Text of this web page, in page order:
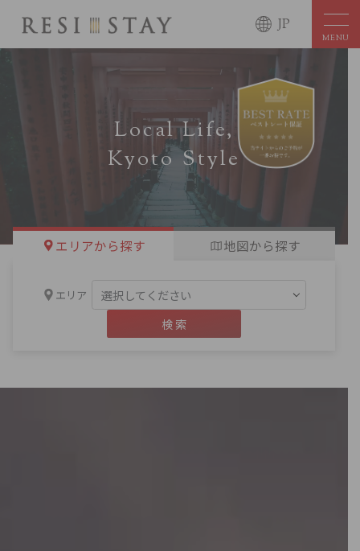
JP
MENU
Local Life,
Kyoto Style
エリアから探す 地図から探す
エリア
検 索